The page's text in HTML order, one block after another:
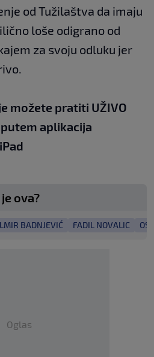
od Tužilaštva da imaju
loše odigrano od
za svoju odluku jer
možete pratiti UŽIVO
aplikacija
ova?
BADNJEVIĆ FADIL NOVALIC
Oglas